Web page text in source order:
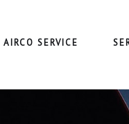
AIRCO SERVICE